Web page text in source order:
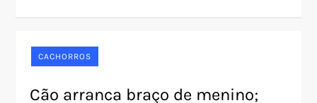
CACHORROS
Cão arranca braço de menino;